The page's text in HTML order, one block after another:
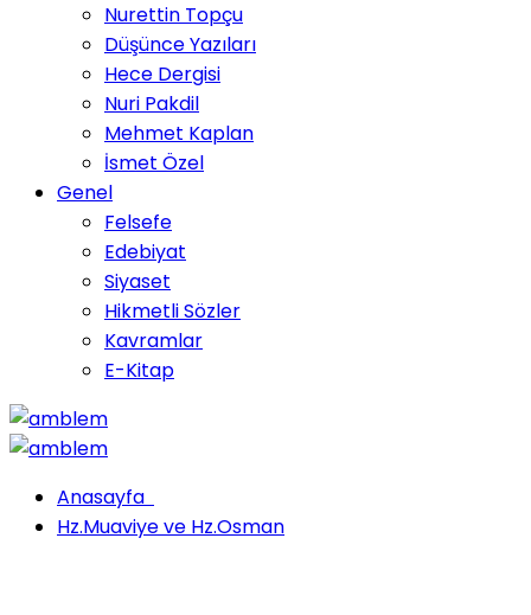
Nurettin Topçu
Düşünce Yazıları
Hece Dergisi
Nuri Pakdil
Mehmet Kaplan
İsmet Özel
Genel
Felsefe
Edebiyat
Siyaset
Hikmetli Sözler
Kavramlar
E-Kitap
Anasayfa
Hz.Muaviye ve Hz.Osman